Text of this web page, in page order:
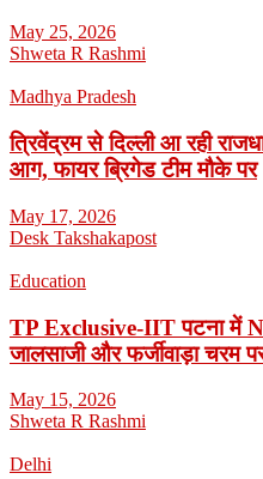
May 25, 2026
Shweta R Rashmi
Madhya Pradesh
त्रिवेंद्रम से दिल्ली आ रही
आग, फायर ब्रिगेड टीम मौके पर
May 17, 2026
Desk Takshakapost
Education
TP Exclusive-IIT पटना में
जालसाजी और फर्जीवाड़ा चरम
May 15, 2026
Shweta R Rashmi
Delhi